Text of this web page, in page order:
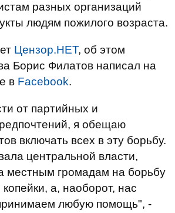
разных организаций
людям пожилого возраста.
Цензор.НЕТ, об этом
Борис Филатов написал на
в Facebook.
от партийных и
я обещаю
включать всех в эту борьбу.
центральной власти,
местным громадам на борьбу
а, наоборот, нас
любую помощь", -